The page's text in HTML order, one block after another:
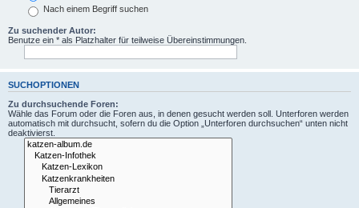
Nach einem Begriff suchen
Zu suchender Autor:
Benutze ein * als Platzhalter für teilweise Übereinstimmungen.
SUCHOPTIONEN
Zu durchsuchende Foren:
Wähle das Forum oder die Foren aus, in denen gesucht werden soll. Unterforen werden
automatisch mit durchsucht, sofern du die Option „Unterforen durchsuchen“ unten nicht
deaktivierst.